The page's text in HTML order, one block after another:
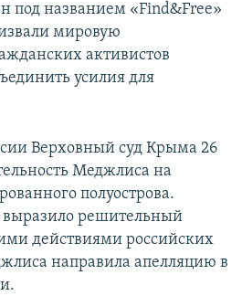
под названием «Find&Free»
мировую
активистов
усилия для
Верховный суд Крыма 26
Меджлиса на
полуострова.
решительный
действиями российских
направила апелляцию в